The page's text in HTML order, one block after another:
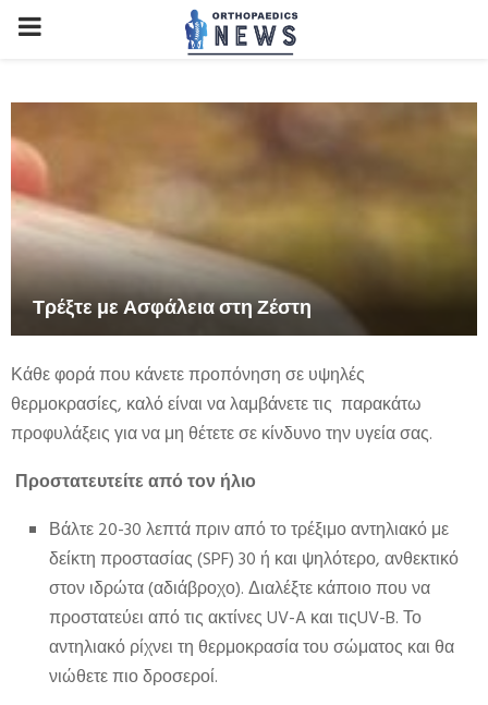
PRIMARY
Τρέξτε με Ασφάλεια στη Ζέστη
Κάθε φορά που κάνετε προπόνηση σε υψηλές
θερμοκρασίες, καλό είναι να λαμβάνετε τις παρακάτω
προφυλάξεις για να μη θέτετε σε κίνδυνο την υγεία σας.
Προστατευτείτε από τον ήλιο
Βάλτε 20-30 λεπτά πριν από το τρέξιμο αντηλιακό με
δείκτη προστασίας (SPF) 30 ή και ψηλότερο, ανθεκτικό
στον ιδρώτα (αδιάβροχο). Διαλέξτε κάποιο που να
προστατεύει από τις ακτίνες UV-A και τιςUV-B. Το
αντηλιακό ρίχνει τη θερμοκρασία του σώματος και θα
νιώθετε πιο δροσεροί.